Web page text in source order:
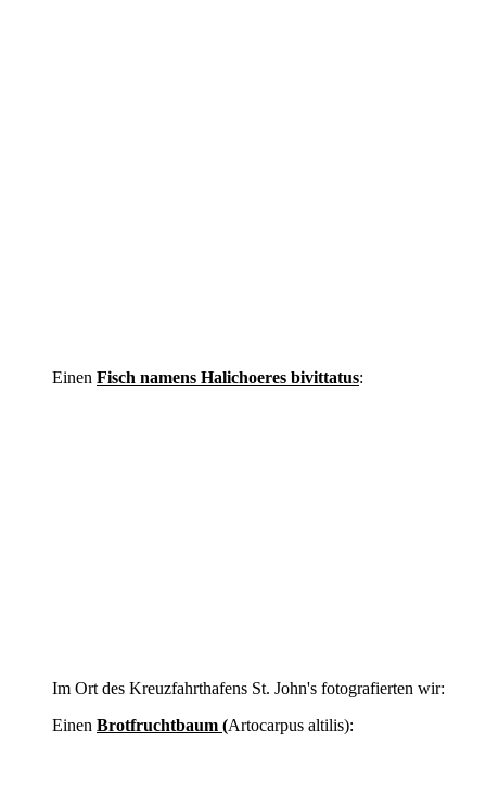
Einen Fisch namens Halichoeres bivittatus:
Im Ort des Kreuzfahrthafens St. John's fotografierten wir:
Einen Brotfruchtbaum (Artocarpus altilis):